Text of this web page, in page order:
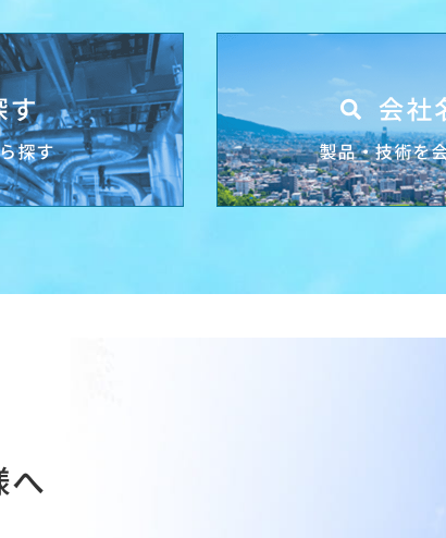
へ